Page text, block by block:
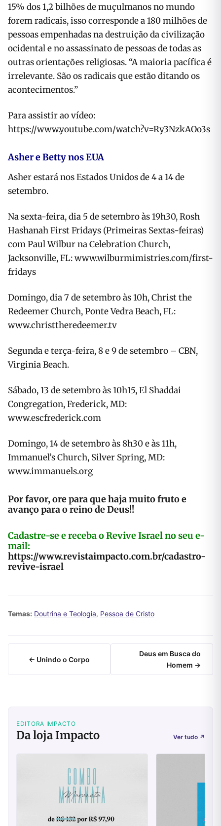
15% dos 1,2 bilhões de muçulmanos no mundo
forem radicais, isso corresponde a 180 milhões de
pessoas empenhadas na destruição da civilização
ocidental e no assassinato de pessoas de todas as
outras orientações religiosas. “A maioria pacífica é
irrelevante. São os radicais que estão ditando os
acontecimentos.”
Para assistir ao vídeo:
https://www.youtube.com/watch?v=Ry3NzkAOo3s
Asher e Betty nos EUA
Asher estará nos Estados Unidos de 4 a 14 de
setembro.
Na sexta-feira, dia 5 de setembro às 19h30, Rosh
Hashanah First Fridays (Primeiras Sextas-feiras)
com Paul Wilbur na Celebration Church,
Jacksonville, FL: www.wilburmimistries.com/first-
fridays
Domingo, dia 7 de setembro às 10h, Christ the
Redeemer Church, Ponte Vedra Beach, FL:
www.christtheredeemer.tv
Segunda e terça-feira, 8 e 9 de setembro – CBN,
Virginia Beach.
Sábado, 13 de setembro às 10h15, El Shaddai
Congregation, Frederick, MD:
www.escfrederick.com
Domingo, 14 de setembro às 8h30 e às 11h,
Immanuel’s Church, Silver Spring, MD:
www.immanuels.org
Por favor, ore para que haja muito fruto e
avanço para o reino de Deus!!
Cadastre-se e receba o Revive Israel no seu e-
mail:
https://www.revistaimpacto.com.br/cadastro-
revive-israel
Temas: Doutrina e Teologia, Pessoa de Cristo
← Unindo o Corpo
Deus em Busca do
Homem →
EDITORA IMPACTO
Da loja Impacto Ver tudo ↗